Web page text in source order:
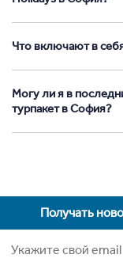
Что включают в
Могу ли я в
турпакет в София?
Получать